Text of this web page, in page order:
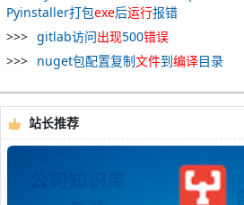
Pyinstaller打包exe后运行报错
gitlab访问出现500错误
nuget包配置复制文件到编译目录
站长推荐